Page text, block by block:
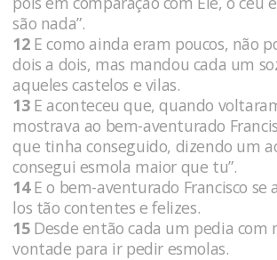
são nada”.
12E como ainda eram poucos, não
dois a dois, mas mandou cada um
aqueles castelos e vilas.
13E aconteceu que, quando
mostrava ao bem-aventurado
que tinha conseguido, dizendo um
consegui esmola maior que tu”.
14E o bem-aventurado Francisco se
los tão contentes e felizes.
15Desde então cada um pedia com
vontade para ir pedir esmolas.